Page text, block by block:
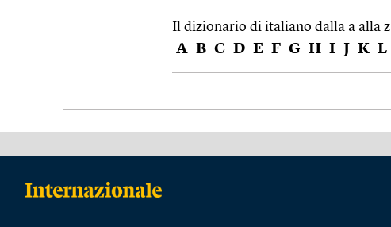
Il dizionario di italiano dalla a alla z
A B C D E F G H I J K L